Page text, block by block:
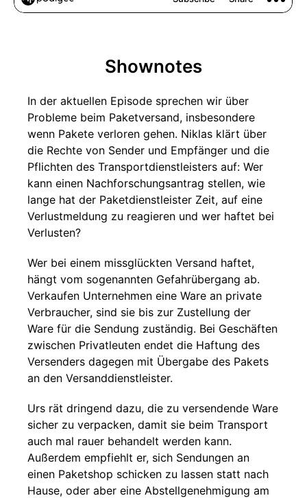
Shownotes
In der aktuellen Episode sprechen wir über
Probleme beim Paketversand, insbesondere
wenn Pakete verloren gehen. Niklas klärt über
die Rechte von Sender und Empfänger und die
Pflichten des Transportdienstleisters auf: Wer
kann einen Nachforschungsantrag stellen, wie
lange hat der Paketdienstleister Zeit, auf eine
Verlustmeldung zu reagieren und wer haftet bei
Verlusten?
Wer bei einem missglückten Versand haftet,
hängt vom sogenannten Gefahrübergang ab.
Verkaufen Unternehmen eine Ware an private
Verbraucher, sind sie bis zur Zustellung der
Ware für die Sendung zuständig. Bei Geschäften
zwischen Privatleuten endet die Haftung des
Versenders dagegen mit Übergabe des Pakets
an den Versanddienstleister.
Urs rät dringend dazu, die zu versendende Ware
sicher zu verpacken, damit sie beim Transport
auch mal rauer behandelt werden kann.
Außerdem empfiehlt er, sich Sendungen an
einen Paketshop schicken zu lassen statt nach
Hause, oder aber eine Abstellgenehmigung am